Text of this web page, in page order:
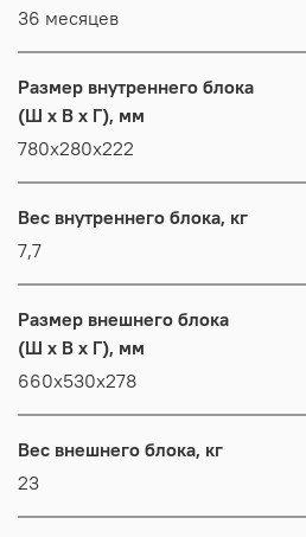
36 месяцев
Размер внутреннего блока
(Ш x В x Г), мм
780x280x222
Вес внутреннего блока, кг
7,7
Размер внешнего блока
(Ш x В x Г), мм
660x530x278
Вес внешнего блока, кг
23